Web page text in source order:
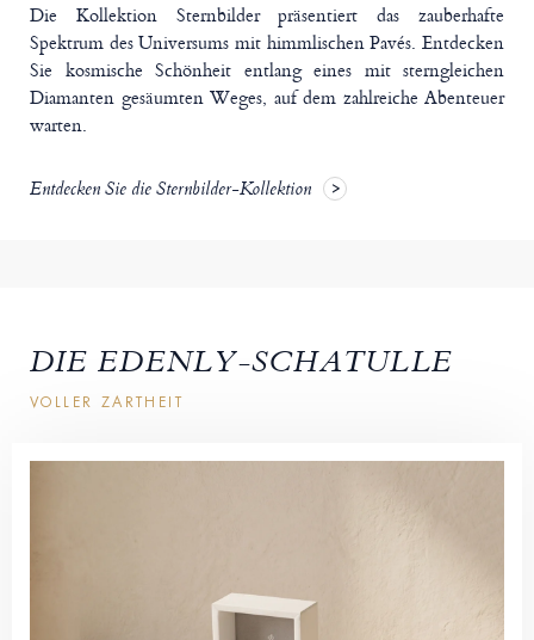
Die Kollektion Sternbilder präsentiert das zauberhafte
Spektrum des Universums mit himmlischen Pavés. Entdecken
Sie kosmische Schönheit entlang eines mit sterngleichen
Diamanten gesäumten Weges, auf dem zahlreiche Abenteuer
warten.
Entdecken Sie die Sternbilder-Kollektion
DIE EDENLY-SCHATULLE
VOLLER ZARTHEIT